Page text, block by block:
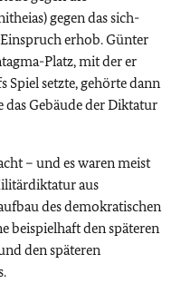
gegen das sich-
erhob. Günter
Platz, mit der er
Spiel setzte, gehörte dann
das Gebäude der Diktatur
– und es waren meist
aus
des demokratischen
beispielhaft den späteren
den späteren